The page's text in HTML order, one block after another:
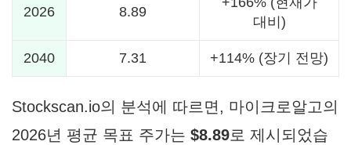
2026 8.89
대비)
2040 7.31 +114% (장기 전망)
Stockscan.io의 분석에 따르면, 마이크로알고의
2026년 평균 목표 주가는 $8.89로 제시되었습